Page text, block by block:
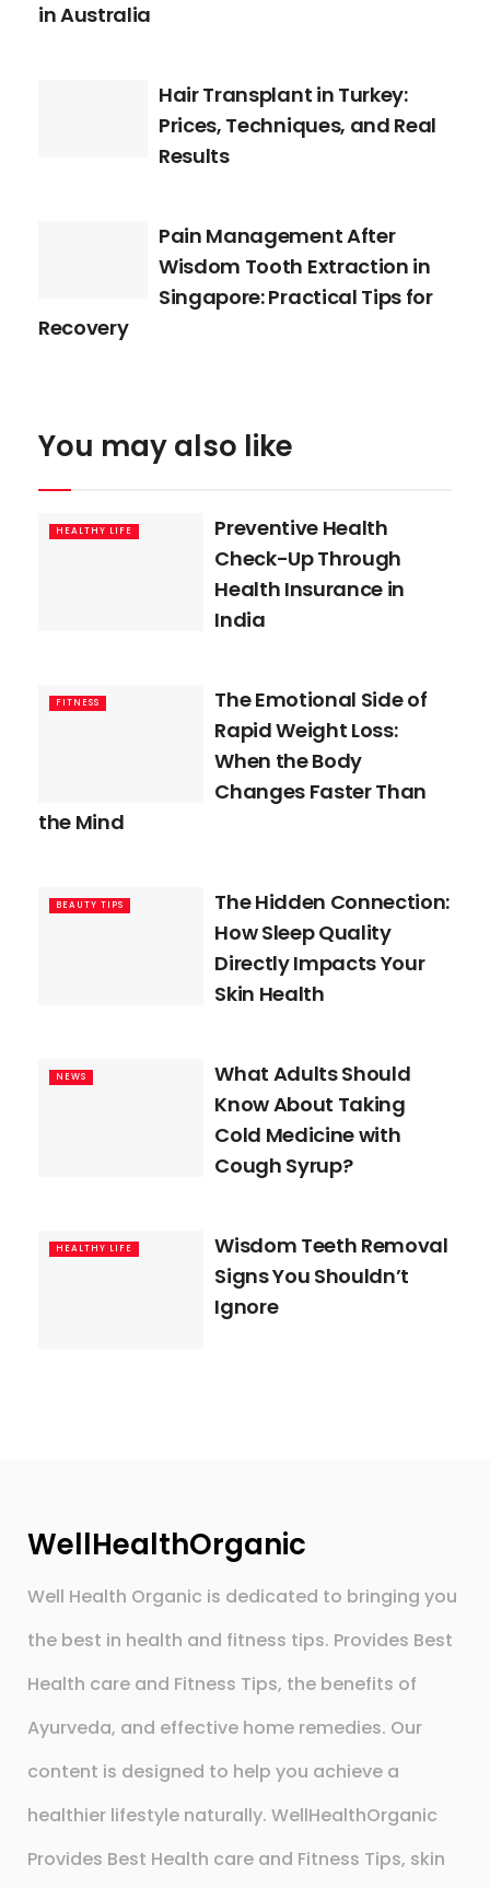
in Australia
Hair Transplant in Turkey:
Prices, Techniques, and Real
Results
Pain Management After
Wisdom Tooth Extraction in
Singapore: Practical Tips for
Recovery
You may also like
HEALTHY LIFE
Preventive Health
Check-Up Through
Health Insurance in
India
FITNESS
The Emotional Side of
Rapid Weight Loss:
When the Body
Changes Faster Than
the Mind
BEAUTY TIPS
The Hidden Connection:
How Sleep Quality
Directly Impacts Your
Skin Health
NEWS
What Adults Should
Know About Taking
Cold Medicine with
Cough Syrup?
HEALTHY LIFE
Wisdom Teeth Removal
Signs You Shouldn’t
Ignore
WellHealthOrganic
Well Health Organic is dedicated to bringing you
the best in health and fitness tips. Provides Best
Health care and Fitness Tips, the benefits of
Ayurveda, and effective home remedies. Our
content is designed to help you achieve a
healthier lifestyle naturally. WellHealthOrganic
Provides Best Health care and Fitness Tips, skin